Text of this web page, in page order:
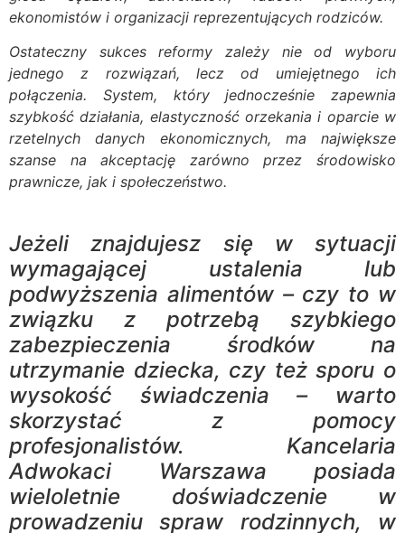
ekonomistów i organizacji reprezentujących rodziców.
Ostateczny sukces reformy zależy nie od wyboru
jednego z rozwiązań, lecz od umiejętnego ich
połączenia. System, który jednocześnie zapewnia
szybkość działania, elastyczność orzekania i oparcie w
rzetelnych danych ekonomicznych, ma największe
szanse na akceptację zarówno przez środowisko
prawnicze, jak i społeczeństwo.
Jeżeli znajdujesz się w sytuacji
wymagającej ustalenia lub
podwyższenia alimentów – czy to w
związku z potrzebą szybkiego
zabezpieczenia środków na
utrzymanie dziecka, czy też sporu o
wysokość świadczenia – warto
skorzystać z pomocy
profesjonalistów. Kancelaria
Adwokaci Warszawa posiada
wieloletnie doświadczenie w
prowadzeniu spraw rodzinnych, w